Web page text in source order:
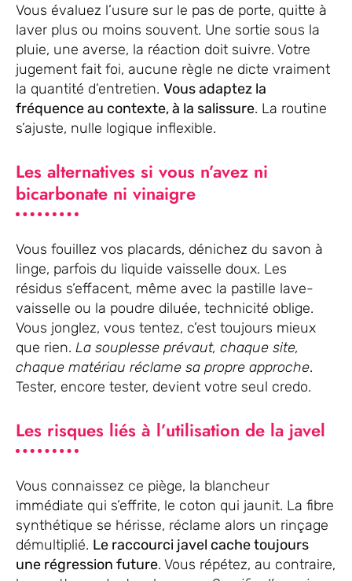
Vous évaluez l’usure sur le pas de porte, quitte à
laver plus ou moins souvent. Une sortie sous la
pluie, une averse, la réaction doit suivre. Votre
jugement fait foi, aucune règle ne dicte vraiment
la quantité d’entretien. Vous adaptez la
fréquence au contexte, à la salissure. La routine
s’ajuste, nulle logique inflexible.
Les alternatives si vous n’avez ni
bicarbonate ni vinaigre
Vous fouillez vos placards, dénichez du savon à
linge, parfois du liquide vaisselle doux. Les
résidus s’effacent, même avec la pastille lave-
vaisselle ou la poudre diluée, technicité oblige.
Vous jonglez, vous tentez, c’est toujours mieux
que rien. La souplesse prévaut, chaque site,
chaque matériau réclame sa propre approche.
Tester, encore tester, devient votre seul credo.
Les risques liés à l’utilisation de la javel
Vous connaissez ce piège, la blancheur
immédiate qui s’effrite, le coton qui jaunit. La fibre
synthétique se hérisse, réclame alors un rinçage
démultiplié. Le raccourci javel cache toujours
une régression future. Vous répétez, au contraire,